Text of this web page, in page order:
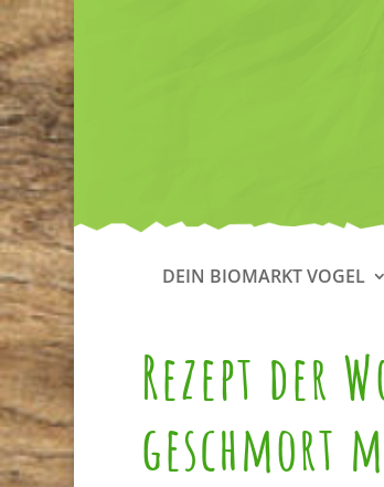
DEIN BIOMARKT VOGEL
Rezept der
geschmort